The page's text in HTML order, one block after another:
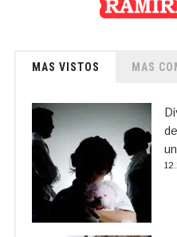
MAS VISTOS MAS